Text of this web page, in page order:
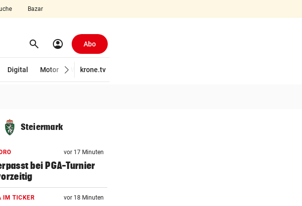
Bazar
search Suchen
account_circle Abo
Digital Motor Wirtschaft
krone.tv
Steiermark
vor 17 Minuten
bei PGA-Turnier
IM TICKER vor 18 Minuten